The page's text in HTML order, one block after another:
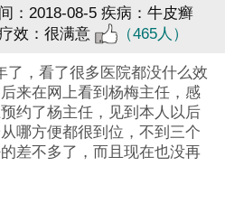
：2018-08-5 疾病：牛皮癣
效：很满意 （465人）
了，看了很多医院都没什么效
来在网上看到杨梅主任，感
约了杨主任，见到本人以后
哪方便都很到位，不到三个
差不多了，而且现在也没再